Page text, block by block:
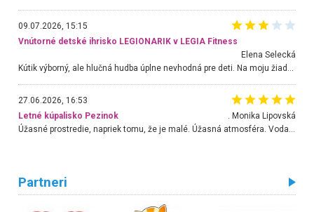
09.07.2026, 15:15
Vnútorné detské ihrisko LEGIONARIK v LEGIA Fitness
Elena Selecká
Kútik výborný, ale hlučná hudba úplne nevhodná pre deti. Na moju žiadosť o aspoň sušenie nereagovali.
27.06.2026, 16:53
Letné kúpalisko Pezinok
. Monika Lipovská
Partneri